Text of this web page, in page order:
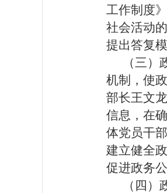
工作制度
社会活动
提出答复
（三）
机制，使
部长王文
信息，在
体党员干
建立健全
促进政务
（四）